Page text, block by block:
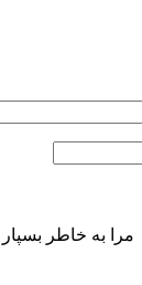
مرا به خاطر بسپار